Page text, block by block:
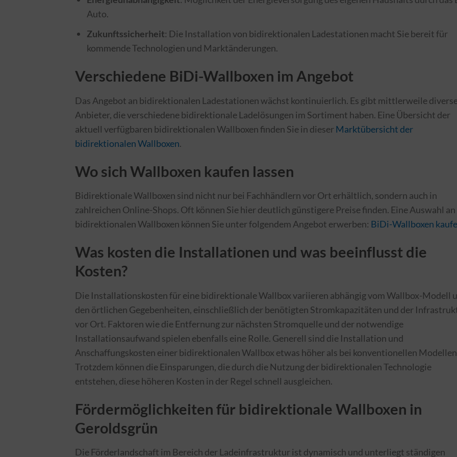
Auto.
Zukunftssicherheit: Die Installation von bidirektionalen Ladestationen macht Sie bereit für
kommende Technologien und Marktänderungen.
Verschiedene BiDi-Wallboxen im Angebot
Das Angebot an bidirektionalen Ladestationen wächst kontinuierlich. Es gibt mittlerweile
Anbieter, die verschiedene bidirektionale Ladelösungen im Sortiment haben. Eine Übersicht der
aktuell verfügbaren bidirektionalen Wallboxen finden Sie in dieserMarktübersicht der
bidirektionalen Wallboxen.
Wo sich Wallboxen kaufen lassen
Bidirektionale Wallboxen sind nicht nur bei Fachhändlern vor Ort erhältlich, sondern auch in
zahlreichen Online-Shops. Oft können Sie hier deutlich günstigere Preise finden. Eine Auswahl an
bidirektionalen Wallboxen können Sie unter folgendem Angebot erwerben: BiDi-Wallboxen
Was kosten die Installationen und was beeinflusst die
Kosten?
Die Installationskosten für eine bidirektionale Wallbox variieren abhängig vom Wallbox-Modell
den örtlichen Gegebenheiten, einschließlich der benötigten Stromkapazitäten und der
vor Ort. Faktoren wie die Entfernung zur nächsten Stromquelle und der notwendige
Installationsaufwand spielen ebenfalls eine Rolle. Generell sind die Installation und
Anschaffungskosten einer bidirektionalen Wallbox etwas höher als bei konventionellen
Trotzdem können die Einsparungen, die durch die Nutzung der bidirektionalen Technologie
entstehen, diese höheren Kosten in der Regel schnell ausgleichen.
Fördermöglichkeiten für bidirektionale Wallboxen in
Geroldsgrün
Die Förderlandschaft im Bereich der Ladeinfrastruktur ist dynamisch und unterliegt ständigen